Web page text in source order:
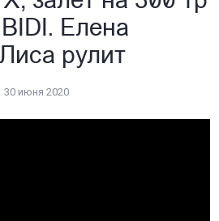
Елена
рулит
30 июня 2020